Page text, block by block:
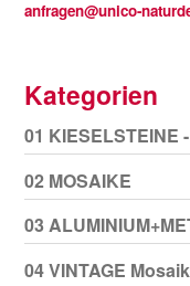
anfragen@unico-
Kategorien
01 KIESELSTEINE
02 MOSAIKE
03
04 VINTAGE Mosaik